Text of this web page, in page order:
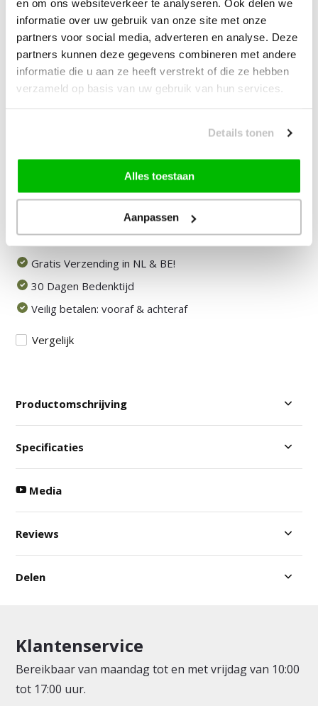
en om ons websiteverkeer te analyseren. Ook delen we
informatie over uw gebruik van onze site met onze
partners voor social media, adverteren en analyse. Deze
partners kunnen deze gegevens combineren met andere
informatie die u aan ze heeft verstrekt of die ze hebben
verzameld op basis van uw gebruik van hun services.
Details tonen
Alles toestaan
Aanpassen
vanaf —10% korting
Bundelkorting:29,00
Heb je een vraag over dit product?
Onze medewerker helpt je graag het juiste product te
vinden.
Stuur mail of bel 085-2007065
Door klanten beoordeeld met een 8,9!
Gratis Verzending in NL & BE!
30 Dagen Bedenktijd
Veilig betalen: vooraf & achteraf
Vergelijk
Productomschrijving
Specificaties
Media
Reviews
Delen
Klantenservice
Bereikbaar van maandag tot en met vrijdag van 10:00
tot 17:00 uur.